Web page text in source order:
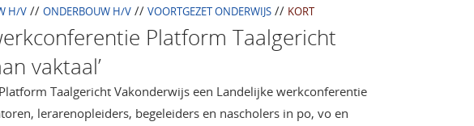
H/V //ONDERBOUW H/V //VOORTGEZET ONDERWIJS // KORT
Platform Taalgericht
vaktaal’
Taalgericht Vakonderwijs een Landelijke werkconferentie
lerarenopleiders, begeleiders en nascholers in po, vo en